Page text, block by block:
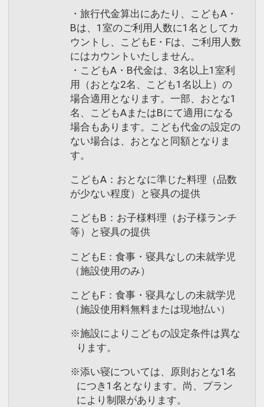
・旅行代金算出にあたり、こどもA・
Bは、1室のご利用人数に1名としてカ
ウントし、こどもE・Fは、ご利用人数
にはカウントいたしません。
・こどもA・B代金は、3名以上1室利
用（おとな2名、こども1名以上）の
場合適用となります。一部、おとな1
名、こどもAまたはBにて適用になる
場合もあります。こども代金の設定の
ない場合は、おとなと同額となりま
す。
こどもA：おとなに準じた料理（品数
が少ない程度）と寝具の提供
こどもB：お子様料理（お子様ランチ
等）と寝具の提供
こどもE：食事・寝具なしの未就学児
（施設使用のみ）
こどもF：食事・寝具なしの未就学児
（施設使用料無料または現地払い）
※施設によりこどもの設定条件は異な
ります。
※添い寝については、原則おとな1名
につき1名となります。尚、プラン
により制限があります。